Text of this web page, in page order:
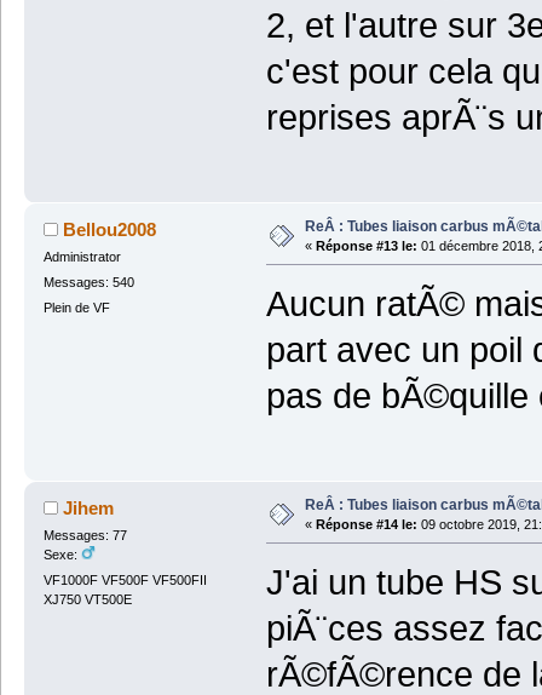
2, et l'autre sur
c'est pour cela
reprises aprÃ¨s
Bellou2008
Administrator
Messages: 540
Plein de VF
ReÂ : Tubes liaison carbus
« Réponse #13 le: 01 décembre 2018,
Aucun ratÃ©
part avec un poil
pas de
Jihem
Messages: 77
Sexe:
VF1000F VF500F VF500FII
XJ750 VT500E
ReÂ : Tubes liaison carbus
« Réponse #14 le: 09 octobre 2019,
J'ai un tube HS
piÃ¨ces assez
rÃ©fÃ©rence de